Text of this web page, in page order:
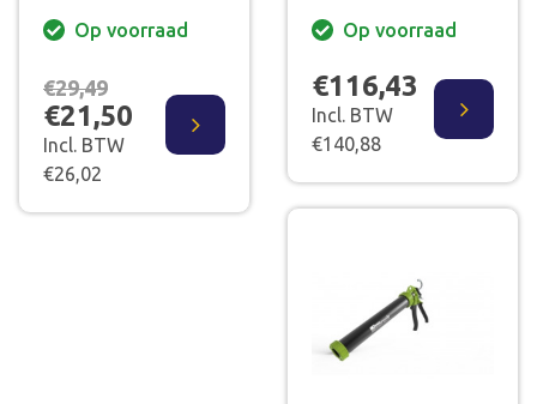
Op voorraad
€29,49
€21,50
Incl. BTW
€26,02
Op voorraad
€116,43
Incl. BTW
€140,88